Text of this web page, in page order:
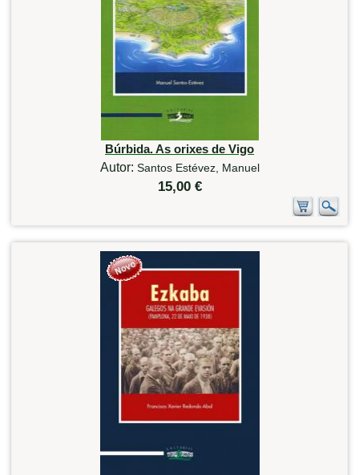
Búrbida. As orixes de Vigo
Autor: Santos Estévez, Manuel
15,00 €